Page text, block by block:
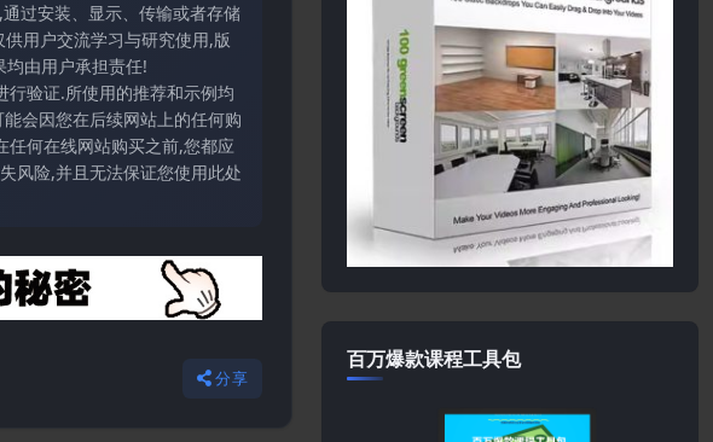
过安装、显示、传输或者存储
用户交流学习与研究使用,版
由用户承担责任!
验证.所使用的推荐和示例均
会因您在后续网站上的任何购
何在线网站购买之前,您都应
风险,并且无法保证您使用此处
分享
百万爆款课程工具包